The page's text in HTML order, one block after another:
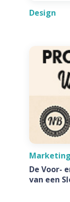
Design
Marketing
De Voor-
van een